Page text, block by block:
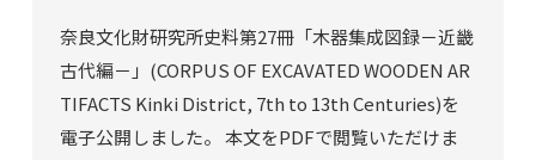
奈良文化財研究所史料第27冊「木器集成図録－近畿
古代編－」(CORPUS OF EXCAVATED WOODEN AR
TIFACTS Kinki District, 7th to 13th Centuries)を
電子公開しました。 本文をPDFで閲覧いただけま